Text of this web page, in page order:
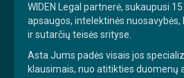
WIDEN Legal partnerė, sukaupusi
apsaugos, intelektinės nuosavybės,
ir sutarčių teisės srityse.
Asta Jums padės visais jos
klausimais, nuo atitikties duomenų